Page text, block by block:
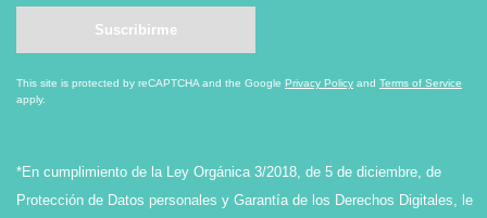
This site is protected by reCAPTCHA and the Google Privacy Policy and Terms of Service
apply.
*En cumplimiento de la Ley Orgánica 3/2018, de 5 de diciembre, de
Protección de Datos personales y Garantía de los Derechos Digitales, le